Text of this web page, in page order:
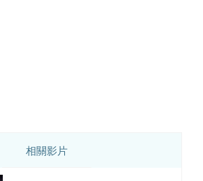
相關影片